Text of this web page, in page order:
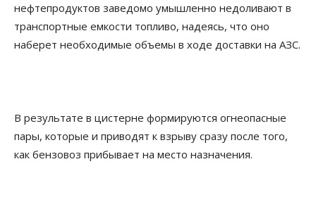
нефтепродуктов заведомо умышленно недоливают в
транспортные емкости топливо, надеясь, что оно
наберет необходимые объемы в ходе доставки на АЗС.
В результате в цистерне формируются огнеопасные
пары, которые и приводят к взрыву сразу после того,
как бензовоз прибывает на место назначения.